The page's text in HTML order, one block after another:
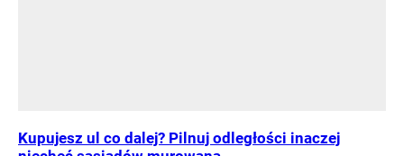
Kupujesz ul co dalej? Pilnuj odległości inaczej